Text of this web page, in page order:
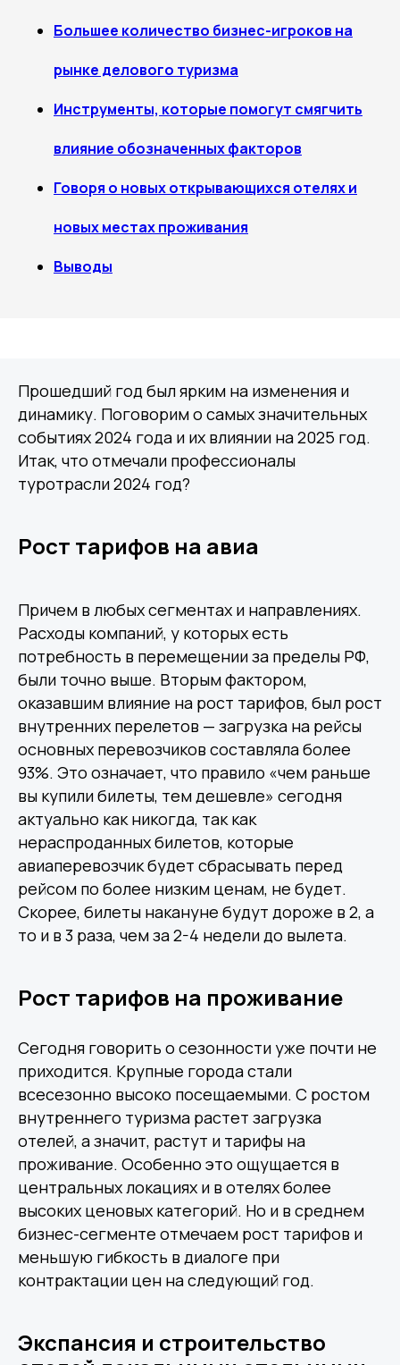
Большее количество бизнес-игроков на
рынке делового туризма
Инструменты, которые помогут смягчить
влияние обозначенных факторов
Говоря о новых открывающихся отелях и
новых местах проживания
Выводы
Прошедший год был ярким на изменения и
динамику. Поговорим о самых значительных
событиях 2024 года и их влиянии на 2025 год.
Итак, что отмечали профессионалы
туротрасли 2024 год?
Рост тарифов на авиа
Причем в любых сегментах и направлениях.
Расходы компаний, у которых есть
потребность в перемещении за пределы РФ,
были точно выше. Вторым фактором,
оказавшим влияние на рост тарифов, был рост
внутренних перелетов — загрузка на рейсы
основных перевозчиков составляла более
93%. Это означает, что правило «чем раньше
вы купили билеты, тем дешевле» сегодня
актуально как никогда, так как
нераспроданных билетов, которые
авиаперевозчик будет сбрасывать перед
рейсом по более низким ценам, не будет.
Скорее, билеты накануне будут дороже в 2, а
то и в 3 раза, чем за 2-4 недели до вылета.
Рост тарифов на проживание
Сегодня говорить о сезонности уже почти не
приходится. Крупные города стали
всесезонно высоко посещаемыми. С ростом
внутреннего туризма растет загрузка
отелей, а значит, растут и тарифы на
проживание. Особенно это ощущается в
центральных локациях и в отелях более
высоких ценовых категорий. Но и в среднем
бизнес-сегменте отмечаем рост тарифов и
меньшую гибкость в диалоге при
контрактации цен на следующий год.
Экспансия и строительство